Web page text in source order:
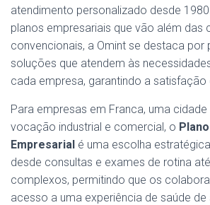
atendimento personalizado desde
planos empresariais que vão além das
convencionais, a Omint se destaca por
soluções que atendem às
cada empresa, garantindo a
Para empresas em Franca, uma
vocação industrial e comercial, o
Empresarial é uma escolha
desde consultas e exames de rotina
complexos, permitindo que os
acesso a uma experiência de saúde de